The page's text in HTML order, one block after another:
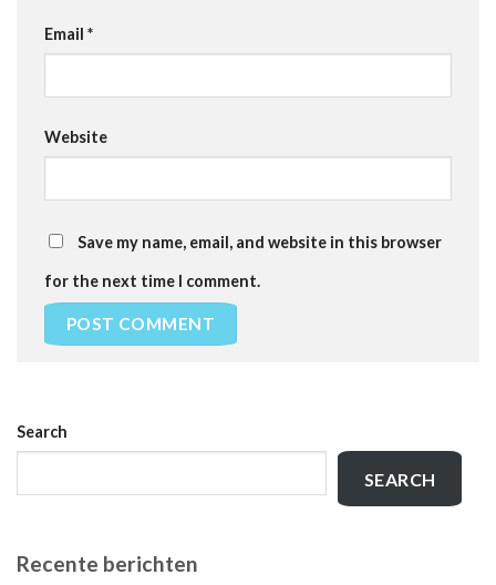
Email *
Website
Save my name, email, and website in this browser
for the next time I comment.
Search
SEARCH
Recente berichten